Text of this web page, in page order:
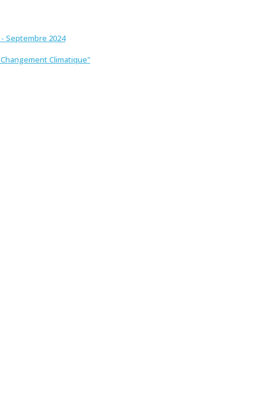
Septembre 2024
Climatique"